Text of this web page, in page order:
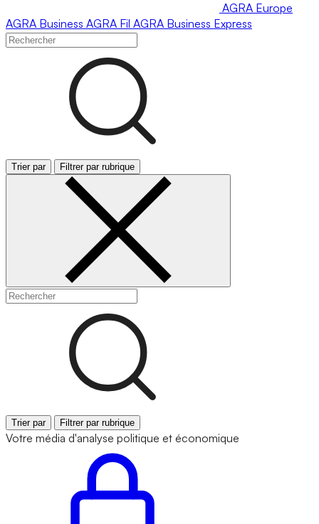
AGRA Europe
AGRA Business AGRA Fil AGRA Business Express
Trier par Filtrer par rubrique
Trier par Filtrer par rubrique
Votre média d'analyse politique et économique